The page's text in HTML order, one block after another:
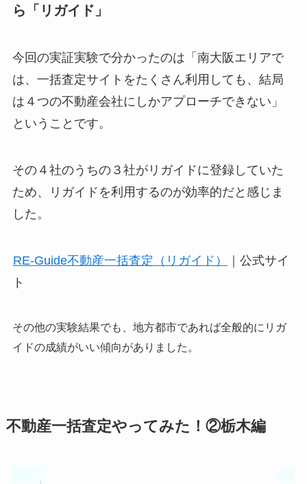
ら「リガイド」
今回の実証実験で分かったのは「南大阪エリアで
は、一括査定サイトをたくさん利用しても、結局
は４つの不動産会社にしかアプローチできない」
ということです。
その４社のうちの３社がリガイドに登録していた
ため、リガイドを利用するのが効率的だと感じま
した。
RE-Guide不動産一括査定（リガイド）
｜公式サイ
ト
その他の実験結果でも、地方都市であれば全般的にリガ
イドの成績がいい傾向がありました。
不動産一括査定やってみた！②栃木編